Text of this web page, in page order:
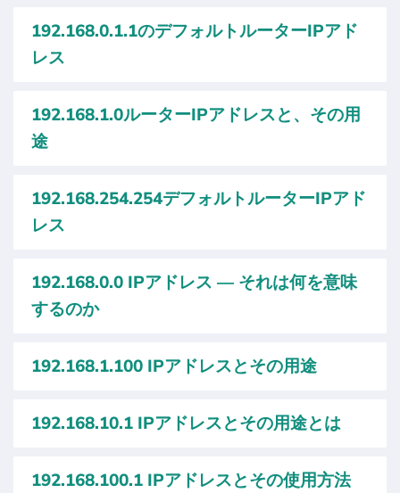
192.168.0.1.1のデフォルトルーターIPアド
レス
192.168.1.0ルーターIPアドレスと、その用
途
192.168.254.254デフォルトルーターIPアド
レス
192.168.0.0 IPアドレス — それは何を意味
するのか
192.168.1.100 IPアドレスとその用途
192.168.10.1 IPアドレスとその用途とは
192.168.100.1 IPアドレスとその使用方法